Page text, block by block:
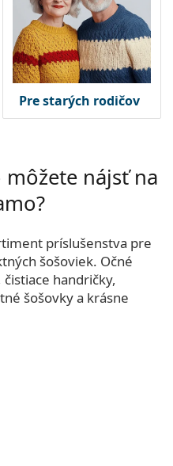
Pre starých rodičov
nájsť na
príslušenstva pre
šošoviek. Očné
handričky,
šošovky a krásne